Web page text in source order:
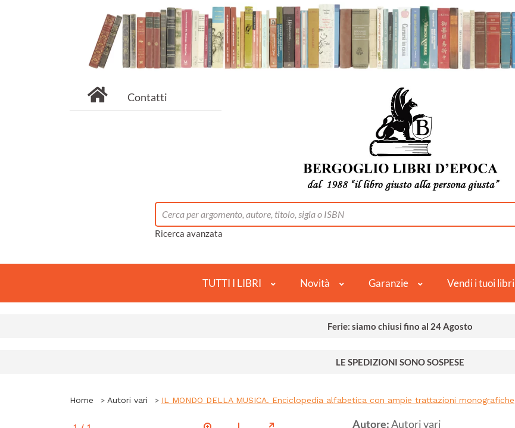
Contatti
Ricerca avanzata
TUTTI I LIBRI Novità Garanzie Vendi i tuoi libri
Ferie: siamo chiusi fino al 24 Agosto
LE SPEDIZIONI SONO SOSPESE
Home Autori vari IL MONDO DELLA MUSICA. Enciclopedia alfabetica con ampie trattazioni monografiche
Autore:Autori vari